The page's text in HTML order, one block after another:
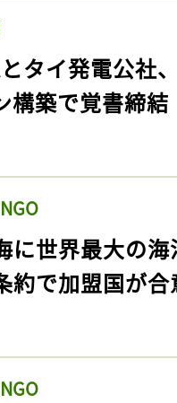
とタイ発電公社
構築で覚書締結
に世界最大の
約で加盟国が合
気に入りに
グインが必
ログイン